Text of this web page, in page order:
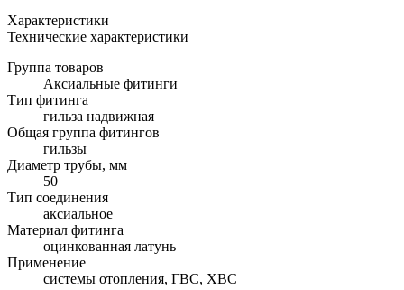
Характеристики
Технические характеристики
Группа товаров
Аксиальные фитинги
Тип фитинга
гильза надвижная
Общая группа фитингов
гильзы
Диаметр трубы, мм
50
Тип соединения
аксиальное
Материал фитинга
оцинкованная латунь
Применение
системы отопления, ГВС, ХВС